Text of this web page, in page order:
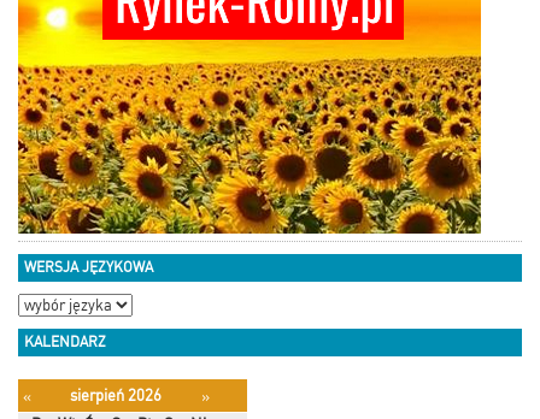
WERSJA JĘZYKOWA
KALENDARZ
« sierpień 2026
»